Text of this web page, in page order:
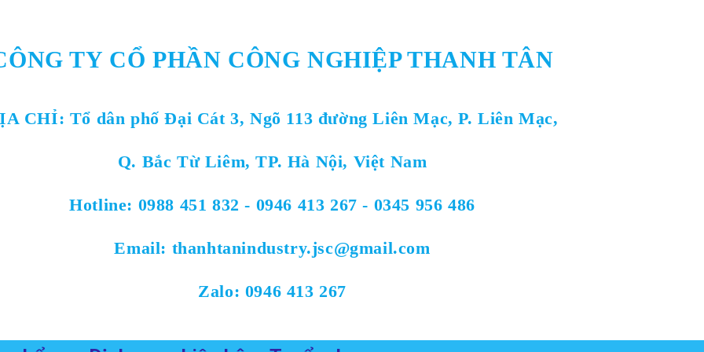
TY CỔ PHẦN CÔNG NGHIỆP THANH TÂN
CHỈ: Tổ dân phố Đại Cát 3, Ngõ 113 đường Liên Mạc, P. Liên Mạc,
Q. Bắc Từ Liêm, TP. Hà Nội, Việt Nam
Hotline: 0988 451 832 - 0946 413 267 - 0345 956 486
Email: thanhtanindustry.jsc@gmail.com
Zalo: 0946 413 267